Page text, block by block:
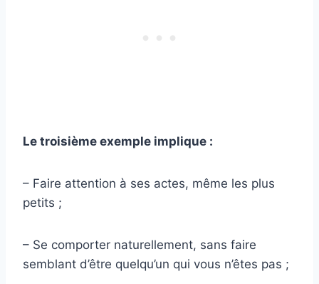
Le troisième exemple implique :
– Faire attention à ses actes, même les plus
petits ;
– Se comporter naturellement, sans faire
semblant d’être quelqu’un qui vous n’êtes pas ;